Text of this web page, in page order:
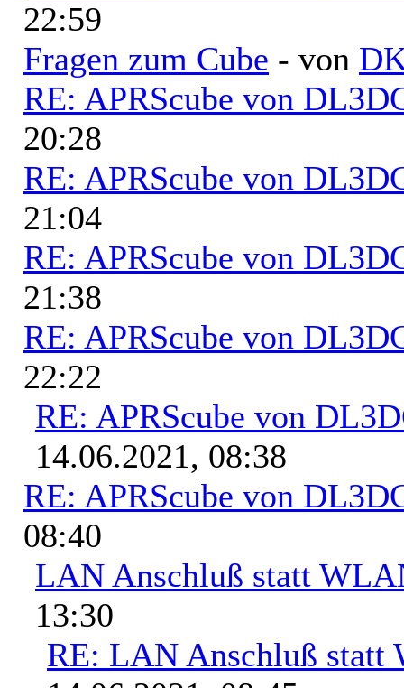
22:59
Fragen zum Cube - von
RE: APRScube von
20:28
RE: APRScube von
21:04
RE: APRScube von
21:38
RE: APRScube von
22:22
RE: APRScube von
14.06.2021, 08:38
RE: APRScube von
08:40
LAN Anschluß statt
13:30
RE: LAN Anschluß statt